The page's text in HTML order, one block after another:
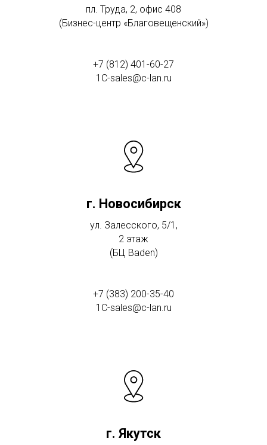
пл. Труда, 2, офис 408
(Бизнес-центр «Благовещенский»)
+7 (812) 401-60-27
1C-sales@c-lan.ru
г. Новосибирск
ул. Залесского, 5/1,
2 этаж
(БЦ Baden)
+7 (383) 200-35-40
1C-sales@c-lan.ru
г. Якутск